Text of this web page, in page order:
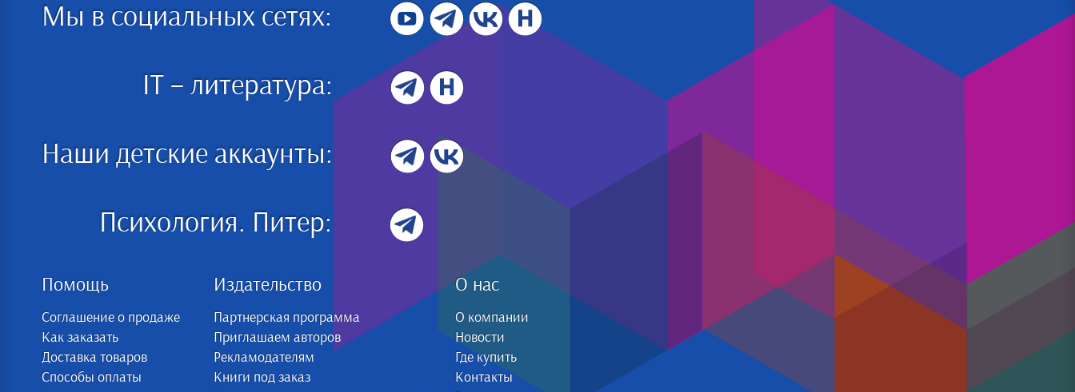
Мы в социальных сетях:
IT – литература:
Наши детские аккаунты:
Психология. Питер:
Помощь
Соглашение о продаже
Как заказать
Доставка товаров
Способы оплаты
Издательство
Партнерская программа
Приглашаем авторов
Рекламодателям
Книги под заказ
О нас
О компании
Новости
Где купить
Контакты